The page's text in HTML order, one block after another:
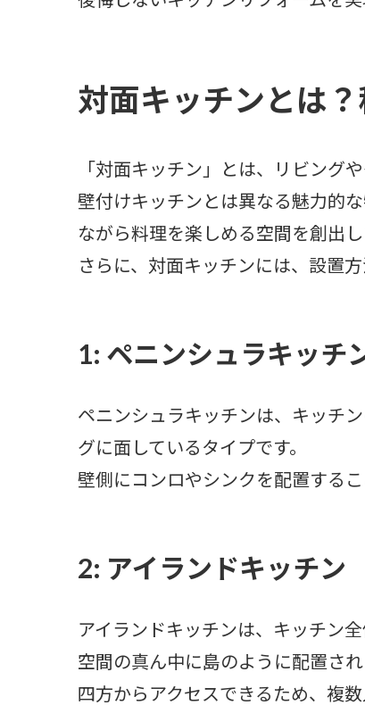
対面キッチンとは？
「対面キッチン」とは、リビング
壁付けキッチンとは異なる魅力的
ながら料理を楽しめる空間を創出し
さらに、対面キッチンには、設置
1: ペニンシュラキッチ
ペニンシュラキッチンは、キッチ
グに面しているタイプです。
壁側にコンロやシンクを配置する
2: アイランドキッチン
アイランドキッチンは、キッチン
空間の真ん中に島のように配置さ
四方からアクセスできるため、複